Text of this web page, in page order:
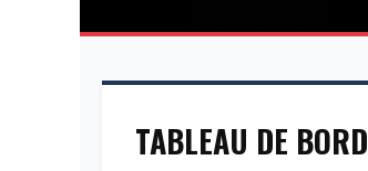
TABLEAU DE BORD